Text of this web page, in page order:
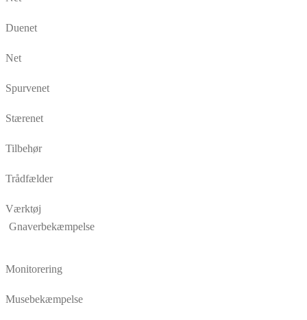
Duenet
Net
Spurvenet
Stærenet
Tilbehør
Trådfælder
Værktøj
Gnaverbekæmpelse
Monitorering
Musebekæmpelse